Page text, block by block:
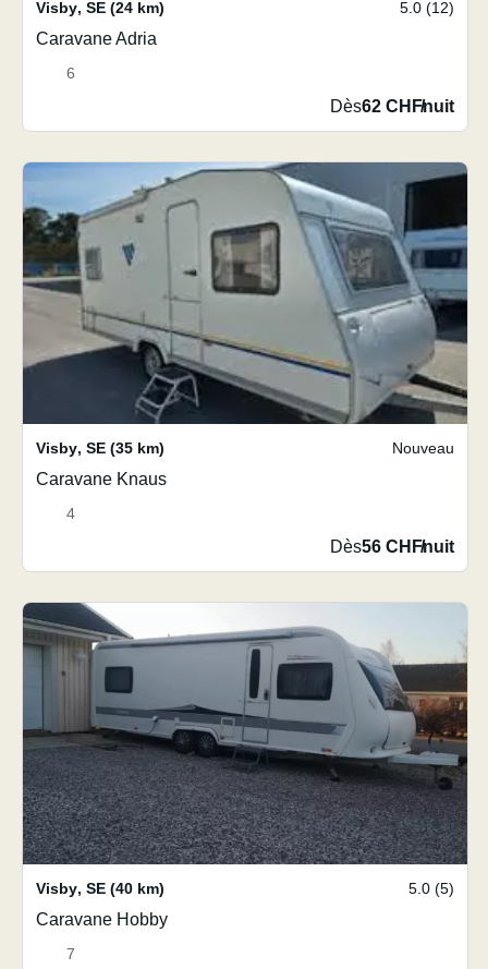
Visby, SE (24 km) 5.0 (12)
Caravane Adria
6
Dès62 CHF/nuit
Visby, SE (35 km) Nouveau
Caravane Knaus
4
Dès56 CHF/nuit
Visby, SE (40 km) 5.0 (5)
Caravane Hobby
7